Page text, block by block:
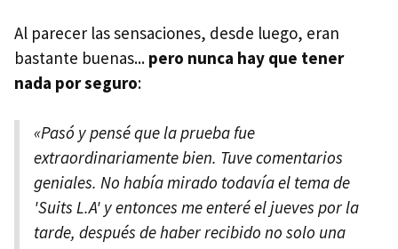
Al parecer las sensaciones, desde luego, eran
bastante buenas... pero nunca hay que tener
nada por seguro:
«Pasó y pensé que la prueba fue
extraordinariamente bien. Tuve comentarios
geniales. No había mirado todavía el tema de
'Suits L.A' y entonces me enteré el jueves por la
tarde, después de haber recibido no solo una